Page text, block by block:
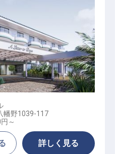
ネージャー│月給50
春開業プレミアムド
幡野1039-117
～
詳しく見る